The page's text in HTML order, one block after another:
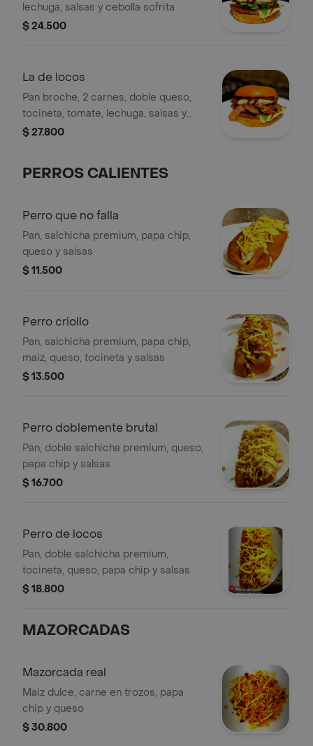
lechuga, salsas y cebolla sofrita
$ 24.500
La de locos
Pan broche, 2 carnes, doble queso,
tocineta, tomate, lechuga, salsas y
cebolla sofrita
$ 27.800
PERROS CALIENTES
Perro que no falla
Pan, salchicha premium, papa chip,
queso y salsas
$ 11.500
Perro criollo
Pan, salchicha premium, papa chip,
maiz, queso, tocineta y salsas
$ 13.500
Perro doblemente brutal
Pan, doble salchicha premium, queso,
papa chip y salsas
$ 16.700
Perro de locos
Pan, doble salchicha premium,
tocineta, queso, papa chip y salsas
$ 18.800
MAZORCADAS
Mazorcada real
Maiz dulce, carne en trozos, papa
chip y queso
$ 30.800